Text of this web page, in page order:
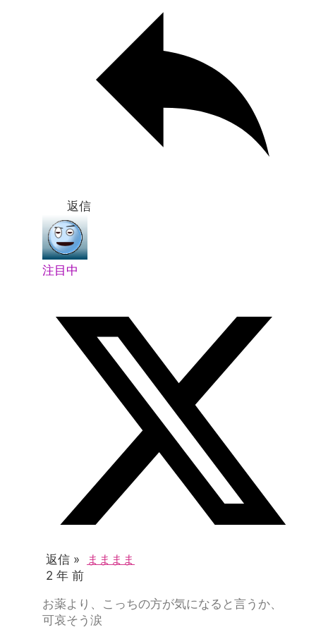
返信
注目中
返信 »
まままま
2 年 前
お薬より、こっちの方が気になると言うか、
可哀そう涙